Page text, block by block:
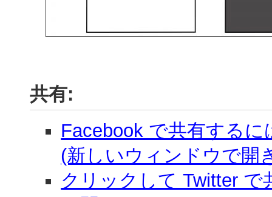
共有:
Facebook で共有する
(新しいウィンドウで開
クリックして Twitter